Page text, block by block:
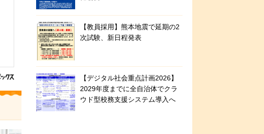
【教員採用】熊本地震で延期の2
次試験、新日程発表
【デジタル社会重点計画2026】
2029年度までに全自治体でクラ
ウド型校務支援システム導入へ